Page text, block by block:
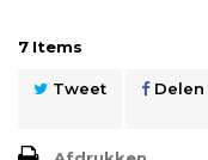
7 Items
Tweet Delen